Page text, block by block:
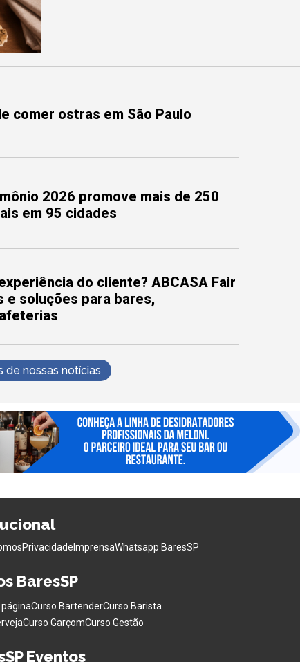
comer ostras em São Paulo
2026 promove mais de 250
em 95 cidades
do cliente? ABCASA Fair
e soluções para bares,
de nossas notícias
PrivacidadeImprensaWhatsapp BaresSP
BaresSP
Curso BartenderCurso Barista
Curso GarçomCurso Gestão
Eventos